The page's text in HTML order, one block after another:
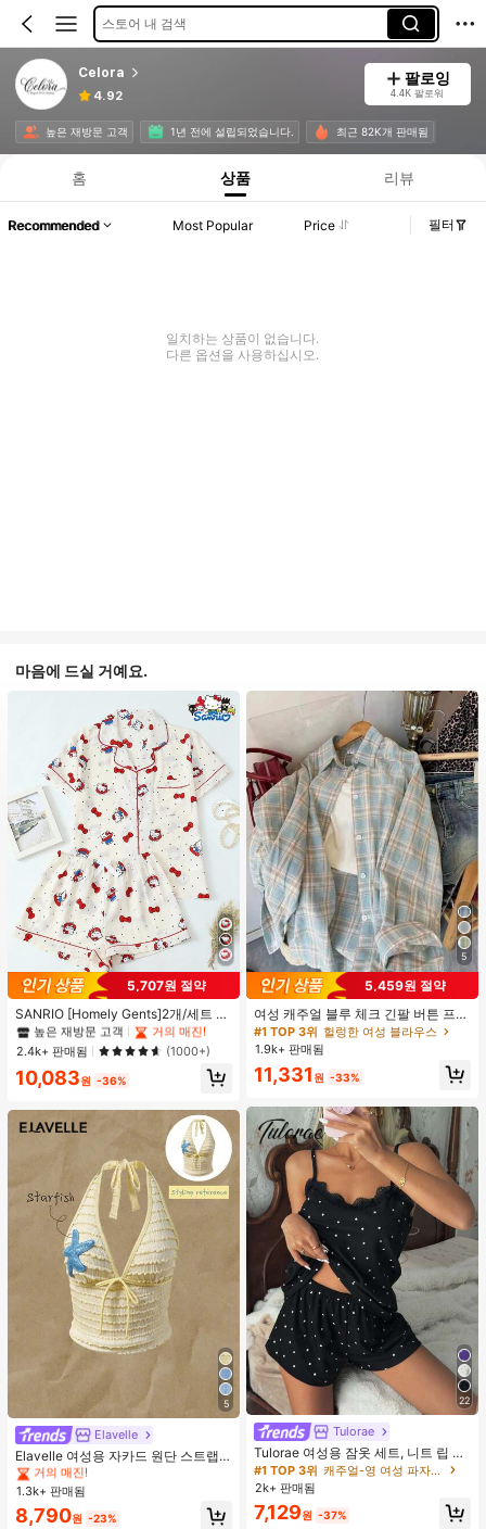
스토어 내 검색
Celora
4.92
팔로잉
4.4K 팔로워
높은 재방문 고객 1년 전에 설립되었습니다. 최근 82K개 판매됨
홈 상품 리뷰
Recommended Most Popular Price 필터
일치하는 상품이 없습니다.
다른 옵션을 사용하십시오.
마음에 드실 거예요.
5,707원 절약
SANRIO [Homely Gents]2개/세트 여
성 프린트 라펠 반팔 버튼 포켓 상의
및 보우 반바지 잠옷 세트, 캐주얼 홈
웨어, 봄/여름에 적합
#1 TOP 3위
프라이드 월 여성 파자마 세트
높은 재방문 고객
거의 매진!
#1 TOP 3위
프라이드 월 여성 파자마 세트
높은 재방문 고객
거의 매진!
#1 TOP 3위
프라이드 월 여성 파자마 세트
높은 재방문 고객
거의 매진!
#1 TOP 3위
프라이드 월 여성 파자마 세트
높은 재방문 고객
2.4k+ 판매됨 (1000+)
10,083원 -36%
5
Elavelle
Elavelle 여성용 자카드 원단 스트랩
불가사리 장식 홀터 탑, 봄/여름에 적
합 (탑만 포함, 반바지 미포함)
#1 TOP 3위 직물 여성 탱키니스
거의 매진!
#1 TOP 3위 직물 여성 탱키니스
거의 매진!
#1 TOP 3위 직물 여성 탱키니스
거의 매진!
#1 TOP 3위
거의 매진!
1.3k+ 판매됨
8,790원 -23%
5
5,459원 절약
여성 캐주얼 블루 체크 긴팔 버튼 프론
트 폴리에스터 셔츠, 레귤러 핏, 봄 의
류, 편안한 스타일
#1 TOP 3위 헐렁한 여성 블라우스
1.9k+ 판매됨
11,331 원 -33%
22
Tulorae
Tulorae 여성용 잠옷 세트, 니트 립 원
단, 하트 프린트 대비 레이스 트림, 로
맨틱 달콤 귀여운 섹시 캐미솔 & 반바
지 베이비돌 잠옷 세트 투피스 나이트
세트 섹시 잠옷 세트 여성용 잠옷 롬퍼
#1 TOP 3위
캐주얼-영 여성 파자마 세트
2k+ 판매됨
7,129원 -37%